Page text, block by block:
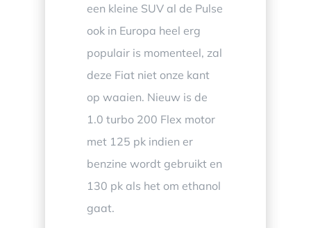
een kleine SUV al de Pulse
ook in Europa heel erg
populair is momenteel, zal
deze Fiat niet onze kant
op waaien. Nieuw is de
1.0 turbo 200 Flex motor
met 125 pk indien er
benzine wordt gebruikt en
130 pk als het om ethanol
gaat.